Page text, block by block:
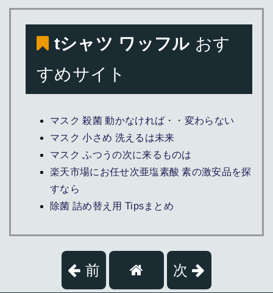
tシャツ ワッフル おす
すめサイト
マスク 殺菌 動かなければ・・変わらない
マスク 小さめ 洗えるは未来
マスク ふつうの次に来るものは
楽天市場にお任せ次亜塩素酸 素の激安品を探
すなら
除菌 詰め替え用 Tipsまとめ
前 次